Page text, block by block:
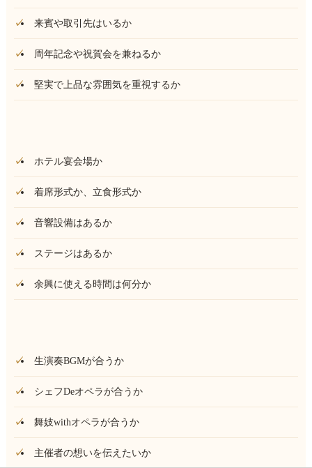
来賓や取引先はいるか
周年記念や祝賀会を兼ねるか
堅実で上品な雰囲気を重視するか
ホテル宴会場か
着席形式か、立食形式か
音響設備はあるか
ステージはあるか
余興に使える時間は何分か
生演奏BGMが合うか
シェフDeオペラが合うか
舞妓withオペラが合うか
主催者の想いを伝えたいか